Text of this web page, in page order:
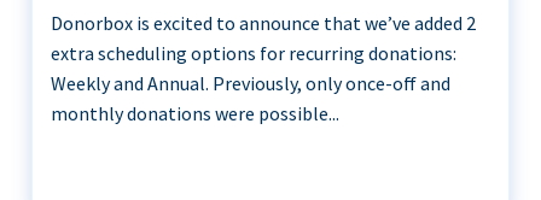
Donorbox is excited to announce that we’ve added 2
extra scheduling options for recurring donations:
Weekly and Annual. Previously, only once-off and
monthly donations were possible...